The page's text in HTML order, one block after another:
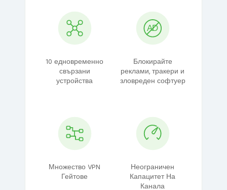
10 едновременно
свързани
устройства
Блокирайте
реклами, тракери и
зловреден софтуер
Множество VPN
Гейтове
Неограничен
Капацитет На
Канала